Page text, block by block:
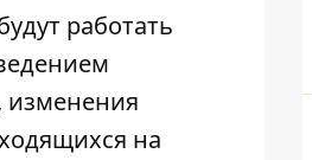
работать
изменения
на